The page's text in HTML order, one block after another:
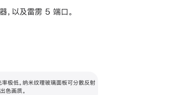
以及雷雳 5 端口。
极低。纳米纹理玻璃面板可分散反射
色画质。